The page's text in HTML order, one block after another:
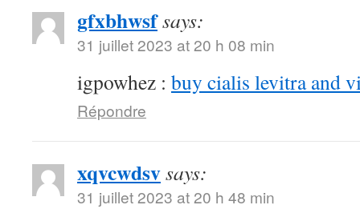
gfxbhwsfsays:
31 juillet 2023 at 20 h 08 min
igpowhez : buy cialis levitra and
Répondre
xqvcwdsvsays:
31 juillet 2023 at 20 h 48 min